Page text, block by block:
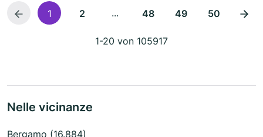
1 2 ... 48 49 50
1-20 von 105917
Nelle vicinanze
Bergamo (16.884)